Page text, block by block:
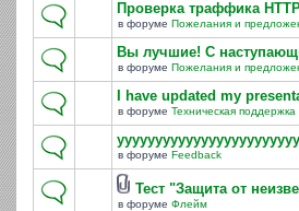
Проверка траффика
в форуме Пожелания и
Вы лучшие! С
в форуме Пожелания и
I have updated my
в форуме Техническая поддержка
в форуме Feedback
Тест "Защита от
в форуме Флейм